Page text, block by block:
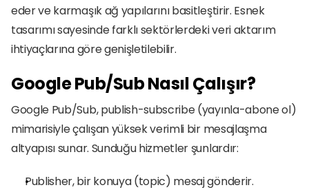
eder ve karmaşık ağ yapılarını basitleştirir. Esnek
tasarımı sayesinde farklı sektörlerdeki veri aktarım
ihtiyaçlarına göre genişletilebilir.
Google Pub/Sub Nasıl Çalışır?
Google Pub/Sub, publish-subscribe (yayınla-abone ol)
mimarisiyle çalışan yüksek verimli bir mesajlaşma
altyapısı sunar. Sunduğu hizmetler şunlardır:
Publisher, bir konuya (topic) mesaj gönderir.